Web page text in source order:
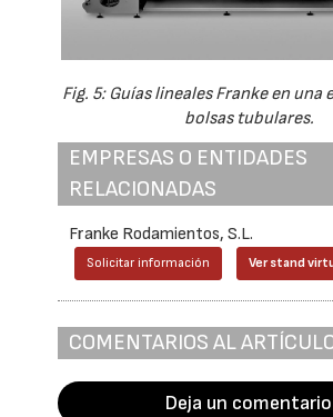
Fig. 5: Guías lineales Franke en una
bolsas tubulares.
EMPRESAS O ENTIDADES
RELACIONADAS
Franke Rodamientos, S.L.
Solicitar información Ver stand
COMENTARIOS AL
Deja un comentario